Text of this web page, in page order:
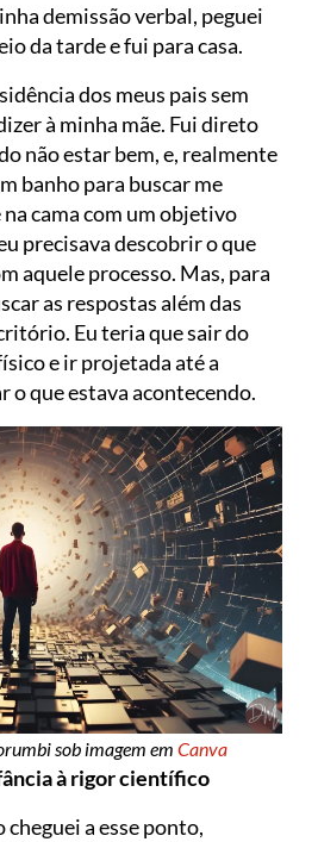
demissão verbal, peguei
da tarde e fui para casa.
dos meus pais sem
à minha mãe. Fui direto
não estar bem, e, realmente
banho para buscar me
cama com um objetivo
precisava descobrir o que
aquele processo. Mas, para
as respostas além das
Eu teria que sair do
e ir projetada até a
o que estava acontecendo.
sob imagem em Canva
à rigor científico
a esse ponto,